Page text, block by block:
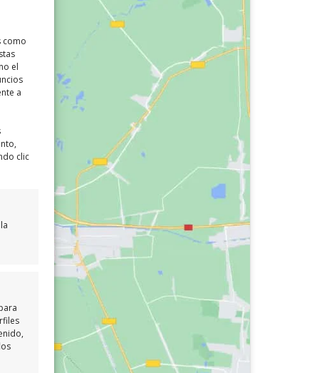
como
el
a
clic